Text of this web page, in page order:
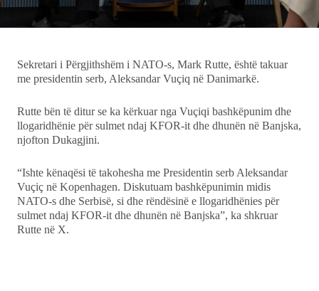
DuVideo
Sekretari i Përgjithshëm i NATO-s, Mark Rutte, është takuar
me presidentin serb, Aleksandar Vuçiq në Danimarkë.
Rutte bën të ditur se ka kërkuar nga Vuçiqi bashkëpunim dhe
llogaridhënie për sulmet ndaj KFOR-it dhe dhunën në Banjska,
njofton Dukagjini.
“Ishte kënaqësi të takohesha me Presidentin serb Aleksandar
Vuçiç në Kopenhagen. Diskutuam bashkëpunimin midis
NATO-s dhe Serbisë, si dhe rëndësinë e llogaridhënies për
sulmet ndaj KFOR-it dhe dhunën në Banjska”, ka shkruar
Rutte në X.